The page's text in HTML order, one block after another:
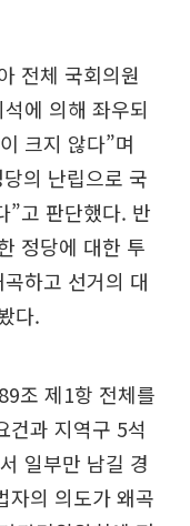
전체 국회의원
에 의해 좌우되
크지 않다”며
의 난립으로 국
”고 판단했다. 반
정당에 대한 투
하고 선거의 대
다.
조 제1항 전체를
건과 지역구 5석
일부만 남길 경
자의 의도가 왜곡